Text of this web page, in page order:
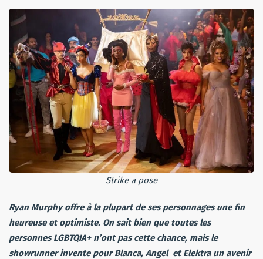
Strike a pose
Ryan Murphy offre à la plupart de ses personnages une fin
heureuse et optimiste. On sait bien que toutes les
personnes LGBTQIA+ n’ont pas cette chance, mais le
showrunner invente pour Blanca, Angel et Elektra un avenir